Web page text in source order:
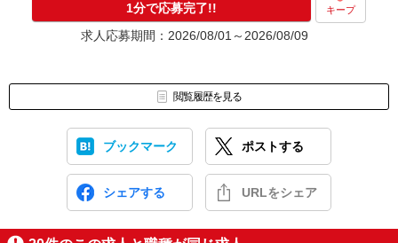
1分で応募完了!! キープ
求人応募期間：2026/08/01～2026/08/09
閲覧履歴を見る
ブックマーク ポストする
シェアする URLをシェア